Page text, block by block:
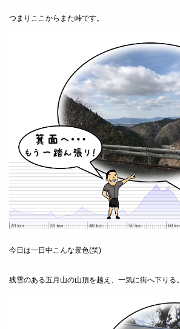
つまりここからまた峠です。
今日は一日中こんな景色(笑)
残雪のある五月山の山頂を越え、一気に街へ下りる。